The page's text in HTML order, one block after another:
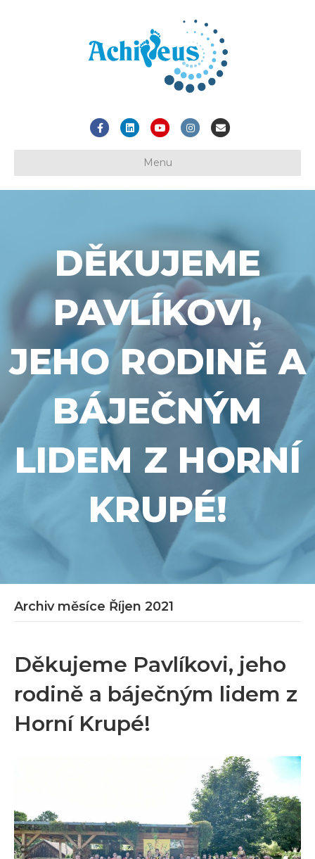
FacebookLinkedinYoutubeInstagram
Email
Menu
DĚKUJEME
PAVLÍKOVI,
JEHO RODINĚ A
BÁJEČNÝM
LIDEM Z HORNÍ
KRUPÉ!
Archiv měsíce Říjen 2021
Děkujeme Pavlíkovi, jeho
rodině a báječným lidem z
Horní Krupé!